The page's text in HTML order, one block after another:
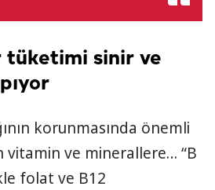
tüketimi sinir ve
korunmasında önemli
vitamin ve minerallere… “B
folat ve B12